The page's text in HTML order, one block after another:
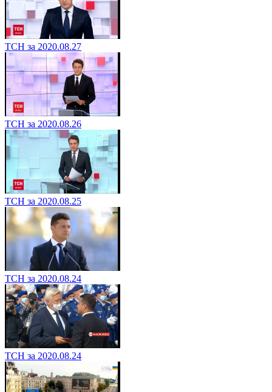
ТСН за 2020.08.27
ТСН за 2020.08.26
ТСН за 2020.08.25
ТСН за 2020.08.24
ТСН за 2020.08.24